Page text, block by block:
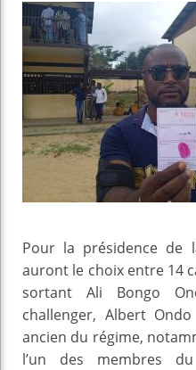
Pour la présidence de
auront le choix entre 14
sortant Ali Bongo
challenger, Albert
ancien du régime,
l’un des membres